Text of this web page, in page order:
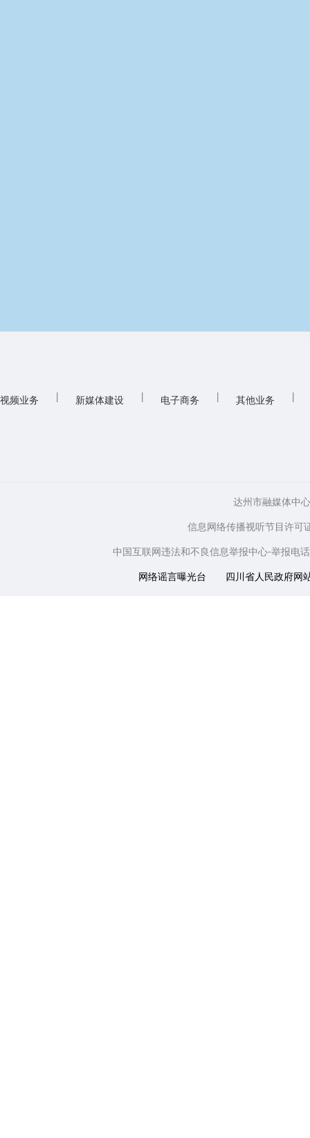
视频业务 | 新媒体建设 | 电子商务 | 其他业务 |
达州市融媒体中
信息网络传播视听节目许可
中国互联网违法和不良信息举报中心-举报电
网络谣言曝光台
四川省人民政府网